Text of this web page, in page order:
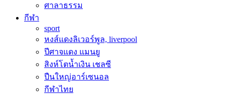
ศาลาธรรม
กีฬา
sport
หงส์แดงลิเวอร์พูล, liverpool
ปีศาจแดง แมนยู
สิงห์โตน้ำเงิน เชลซี
ปืนใหญ่อาร์เซนอล
กีฬาไทย